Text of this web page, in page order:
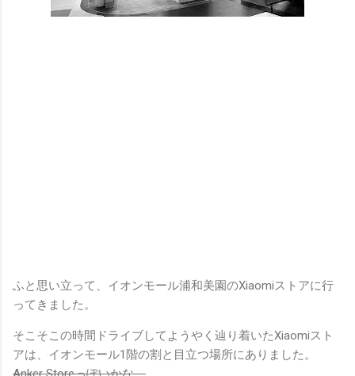
ふと思い立って、イオンモール浦和美園のXiaomiストアに行
ってきました。
そこそこの時間ドライブしてようやく辿り着いたXiaomiスト
アは、イオンモール1階の割と目立つ場所にありました。